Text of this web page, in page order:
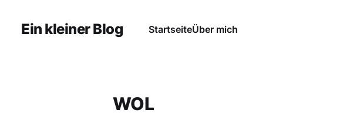
Ein kleiner Blog StartseiteÜber mich
WOL